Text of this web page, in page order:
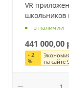
VR
школьников
в наличии
441 000,00
- 2
%
на сайте